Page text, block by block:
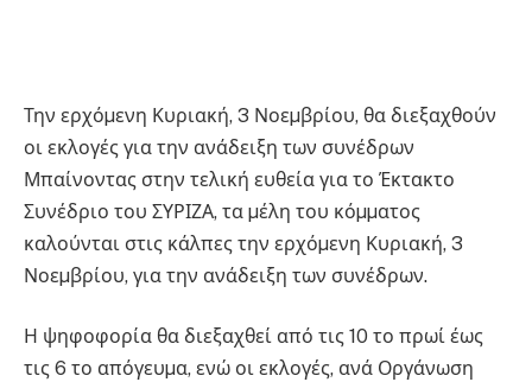
Την ερχόµενη Κυριακή, 3 Νοεµβρίου, θα διεξαχθούν
οι εκλογές για την ανάδειξη των συνέδρων
Μπαίνοντας στην τελική ευθεία για το Έκτακτο
Συνέδριο του ΣΥΡΙΖΑ, τα µέλη του κόµµατος
καλούνται στις κάλπες την ερχόµενη Κυριακή, 3
Νοεµβρίου, για την ανάδειξη των συνέδρων.
Η ψηφοφορία θα διεξαχθεί από τις 10 το πρωί έως
τις 6 το απόγευµα, ενώ οι εκλογές, ανά Οργάνωση